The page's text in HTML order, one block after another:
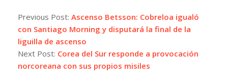
11-
02
Previous Post: Ascenso Betsson: Cobreloa igualó
con Santiago Morning y disputará la final de la
liguilla de ascenso
Next Post: Corea del Sur responde a provocación
norcoreana con sus propios misiles